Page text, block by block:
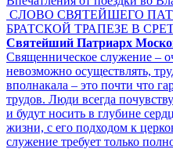
СЛОВО СВЯТЕЙШЕГО
БРАТСКОЙ ТРАПЕЗЕ В
Святейший Патриарх
Священническое служение –
невозможно осуществлять,
вполнакала – это почти что
трудов. Люди всегда
и будут носить в глубине
жизни, с его подходом к
служение требует только